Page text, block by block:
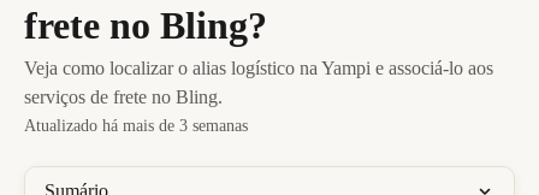
frete no Bling?
Veja como localizar o alias logístico na Yampi e associá-lo aos
serviços de frete no Bling.
Atualizado há mais de 3 semanas
Sumário